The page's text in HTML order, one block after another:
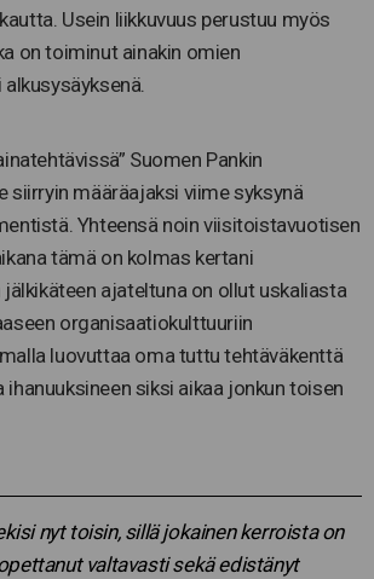
Usein liikkuvuus perustuu myös
on toiminut ainakin omien
Suomen Pankin
siirryin määräajaksi viime syksynä
Yhteensä noin viisitoistavuotisen
tämä on kolmas kertani
jälkikäteen ajateltuna on ollut uskaliasta
organisaatiokulttuuriin
luovuttaa oma tuttu tehtäväkenttä
ihanuuksineen siksi aikaa jonkun toisen
nyt toisin, sillä jokainen kerroista on
valtavasti sekä edistänyt